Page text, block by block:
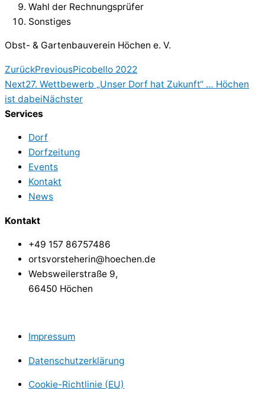
Wahl der Rechnungsprüfer
Sonstiges
Obst- & Gartenbauverein Höchen e. V.
ZurückPreviousPicobello 2022
Next27. Wettbewerb „Unser Dorf hat Zukunft“ … Höchen
ist dabeiNächster
Services
Dorf
Dorfzeitung
Events
Kontakt
News
Kontakt
+49 157 86757486
ortsvorsteherin@hoechen.de
Websweilerstraße 9,
66450 Höchen
Impressum
Datenschutzerklärung
Cookie-Richtlinie (EU)